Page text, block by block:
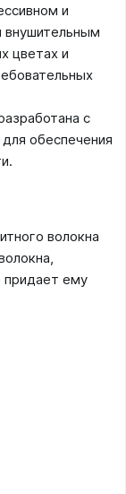
и
внушительным
цветах и
с
обеспечения
волокна
придает ему